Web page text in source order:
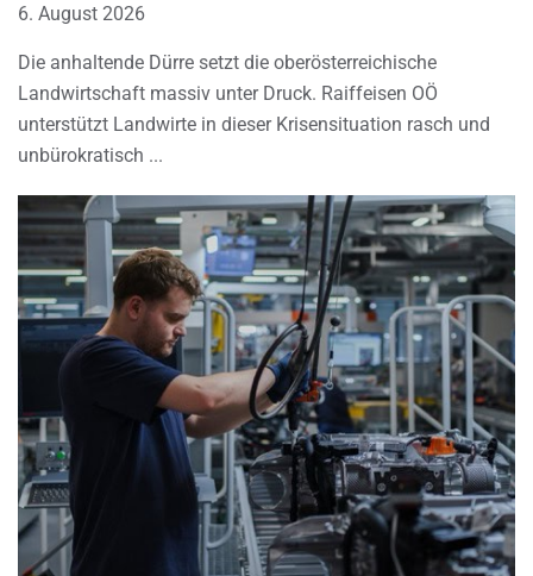
6. August 2026
Die anhaltende Dürre setzt die oberösterreichische
Landwirtschaft massiv unter Druck. Raiffeisen OÖ
unterstützt Landwirte in dieser Krisensituation rasch und
unbürokratisch